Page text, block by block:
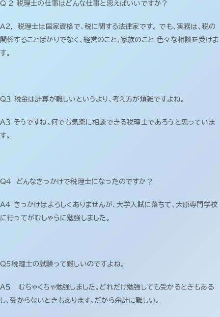
Q 2 税理士の仕事はどんな仕事と思えばいいですか？
Ａ２， 税理士は国家資格で、税に関する法律家です。 でも、実務は、税の
関係することばかりでなく、経営のこと、家族のこと 色々な相談を受けま
す。
Ｑ３ 税金は計算が難しいというより、考え方が煩雑ですよね。
Ａ３ そうですね。何でも気楽に相談できる税理士であろうと思っていま
す。
Ｑ４ どんなきっかけで税理士になったのですか？
A4 きっかけはよろしくありませんが、大学入試に落ちて、大原専門学校
に行ってがむしゃらに勉強しました。
Q5税理士の試験って難しいのですよね。
A５ むちゃくちゃ勉強しました。どれだけ勉強しても受かるときもある
し、受からないときもあります。だから余計に難しい。